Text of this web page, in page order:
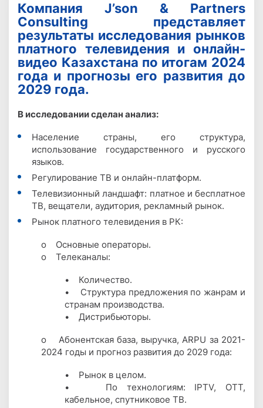
Компания J’son & Partners
Consulting представляет
результаты исследования рынков
платного телевидения и онлайн-
видео Казахстана по итогам 2024
года и прогнозы его развития до
2029 года.
В исследовании сделан анализ:
Население страны, его структура,
использование государственного и русского
языков.
Регулирование ТВ и онлайн-платформ.
Телевизионный ландшафт: платное и бесплатное
ТВ, вещатели, аудитория, рекламный рынок.
Рынок платного телевидения в РК:
o Основные операторы.
o Телеканалы:
• Количество.
• Структура предложения по жанрам и
странам производства.
• Дистрибьюторы.
o Абонентская база, выручка, ARPU за 2021-
2024 годы и прогноз развития до 2029 года:
• Рынок в целом.
• По технологиям: IPTV, OTT,
кабельное, спутниковое ТВ.